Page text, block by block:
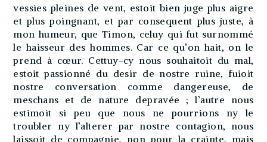
vessies pleines de vent, estoit bien juge plus aigre
et plus poingnant, et par consequent plus juste, à
mon humeur, que Timon, celuy qui fut surnommé
le haisseur des hommes. Car ce qu’on hait, on le
prend à cœur. Cettuy-cy nous souhaitoit du mal,
estoit passionné du desir de nostre ruine, fuioit
nostre conversation comme dangereuse, de
meschans et de nature depravée ; l’autre nous
estimoit si peu que nous ne pourrions ny le
troubler ny l’alterer par nostre contagion, nous
laissoit de compagnie, non pour la crainte, mais